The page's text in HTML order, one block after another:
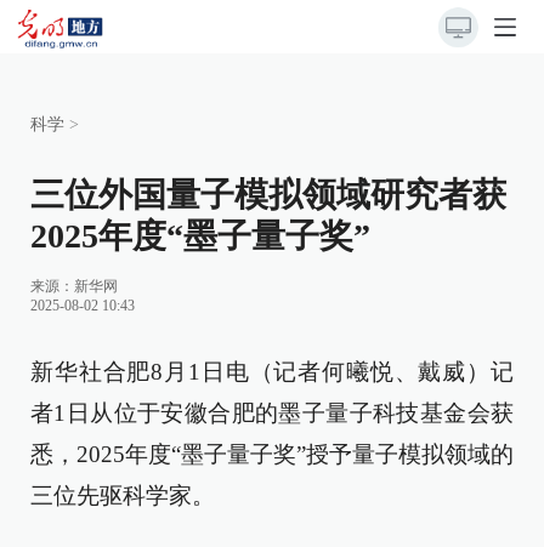
科学 >
三位外国量子模拟领域研究者获
2025年度“墨子量子奖”
来源： 新华网
2025-08-02 10:43
新华社合肥8月1日电（记者何曦悦、戴威）记
者1日从位于安徽合肥的墨子量子科技基金会获
悉，2025年度“墨子量子奖”授予量子模拟领域的
三位先驱科学家。